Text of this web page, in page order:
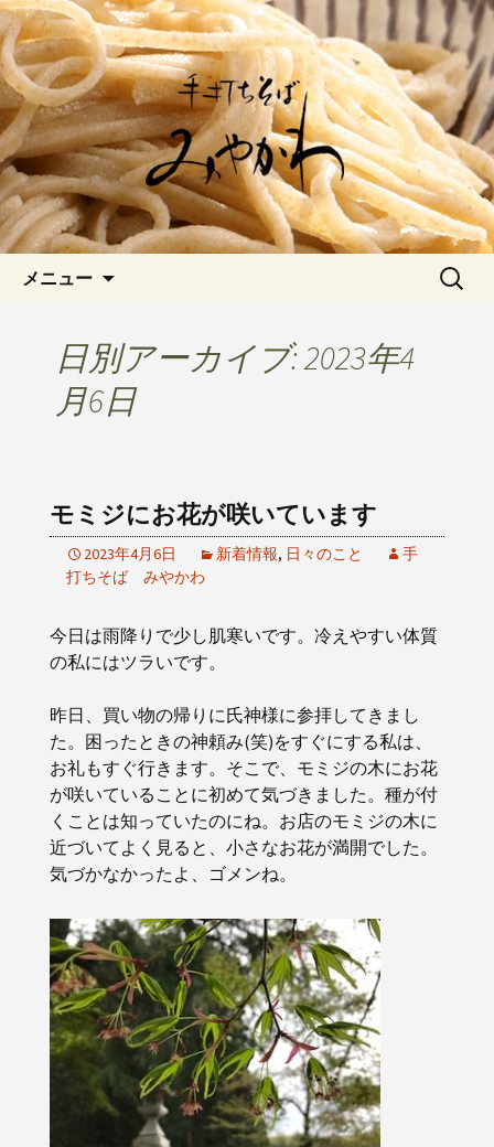
岡崎の「手打ちそば みやか
わ」のブログです
愛知県岡崎市でひっそりと佇む「手打
ちそばみやかわ」では自家製粉にこだ
わった一日十食限定の十割そばをお楽
しみいただけます。新しいそばや季節
の食材を使用した天婦羅メニューなど
新着情報はこちら
メニュー
検
日別アーカイブ: 2023年4
月6日
モミジにお花が咲いています
2023年4月6日 新着情報, 日々のこと
手
打ちそば みやかわ
今日は雨降りで少し肌寒いです。冷えやすい体質
の私にはツラいです。
昨日、買い物の帰りに氏神様に参拝してきまし
た。困ったときの神頼み(笑)をすぐにする私は、
お礼もすぐ行きます。そこで、モミジの木にお花
が咲いていることに初めて気づきました。種が付
くことは知っていたのにね。お店のモミジの木に
近づいてよく見ると、小さなお花が満開でした。
気づかなかったよ、ゴメンね。